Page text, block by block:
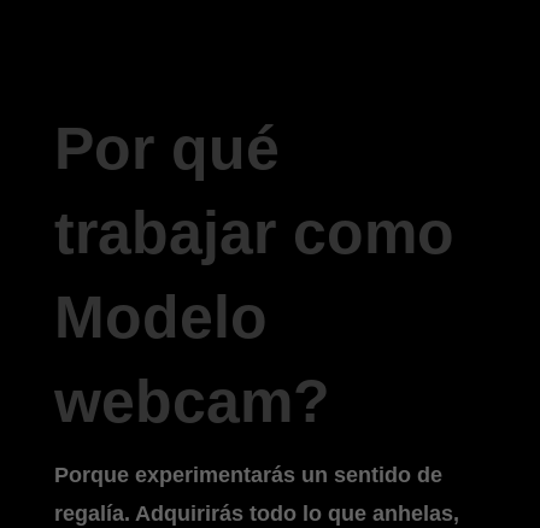
Por qué
trabajar como
Modelo
webcam?
Porque experimentarás un sentido de
regalía. Adquirirás todo lo que anhelas,